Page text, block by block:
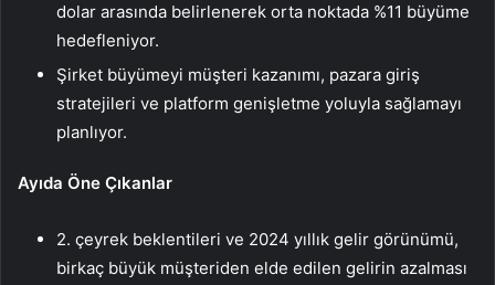
dolar arasında belirlenerek orta noktada %11 büyüme
hedefleniyor.
Şirket büyümeyi müşteri kazanımı, pazara giriş
stratejileri ve platform genişletme yoluyla sağlamayı
planlıyor.
Ayıda Öne Çıkanlar
2. çeyrek beklentileri ve 2024 yıllık gelir görünümü,
birkaç büyük müşteriden elde edilen gelirin azalması